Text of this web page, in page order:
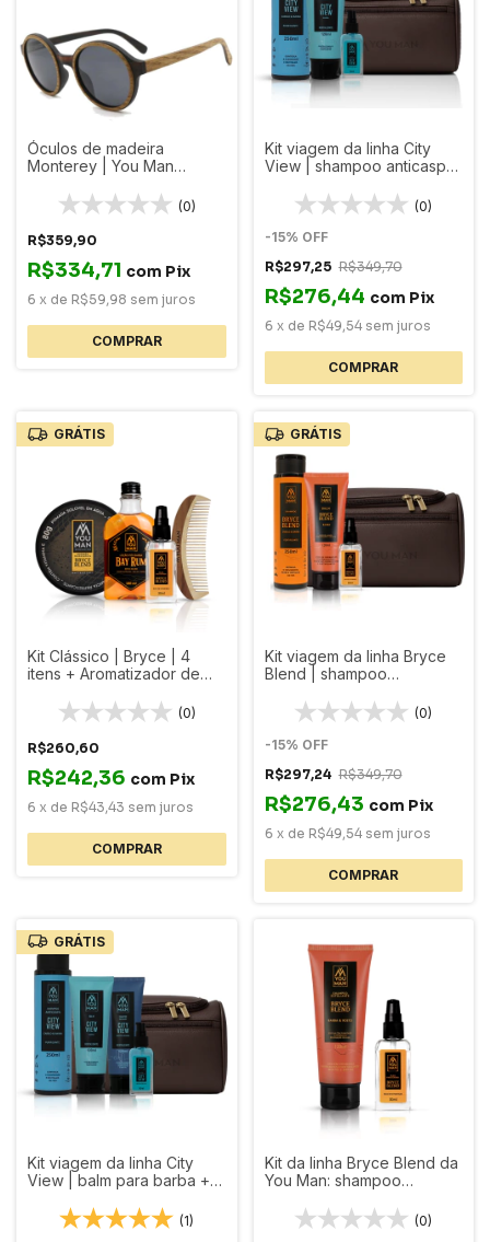
Óculos de madeira
Monterey | You Man
polarizadas
(0)
R$359,90
R$334,71 com Pix
6 x de R$59,98 sem juros
Kit viagem da linha City
View | shampoo anticaspa
para barba + necessaire
(0)
-15% OFF
R$297,25 R$349,70
R$276,44 com Pix
6 x de R$49,54 sem juros
GRÁTIS
Kit Clássico | Bryce | 4
itens + Aromatizador de
(0)
R$260,60
R$242,36 com Pix
6 x de R$43,43 sem juros
GRÁTIS
Kit viagem da linha Bryce
Blend | shampoo
barba + óleo para barba +
necessaire
(0)
-15% OFF
R$297,24 R$349,70
R$276,43 com Pix
6 x de R$49,54 sem juros
GRÁTIS
Kit viagem da linha City
View | balm para barba +
para barba + necessaire
(1)
Kit da linha Bryce Blend da
You Man: shampoo
barba com ação
fortificante
(0)